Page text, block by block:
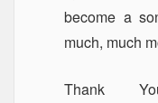
become a
much, much
Thank